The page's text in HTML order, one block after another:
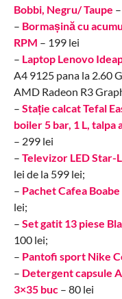
Bobbi, Negru/ Taupe
– Bormașină cu
RPM – 199 lei
– Laptop Lenovo
A4 9125 pana la 2.60
AMD Radeon R3
– Stație calcat Tefal
boiler 5 bar, 1 L,
– 299 lei
– Televizor LED Star-
lei de la 599 lei;
– Pachet Cafea
lei;
– Set gatit 13 piese
100 lei;
– Pantofi sport Nike
– Detergent capsule
3×35 buc– 80 lei